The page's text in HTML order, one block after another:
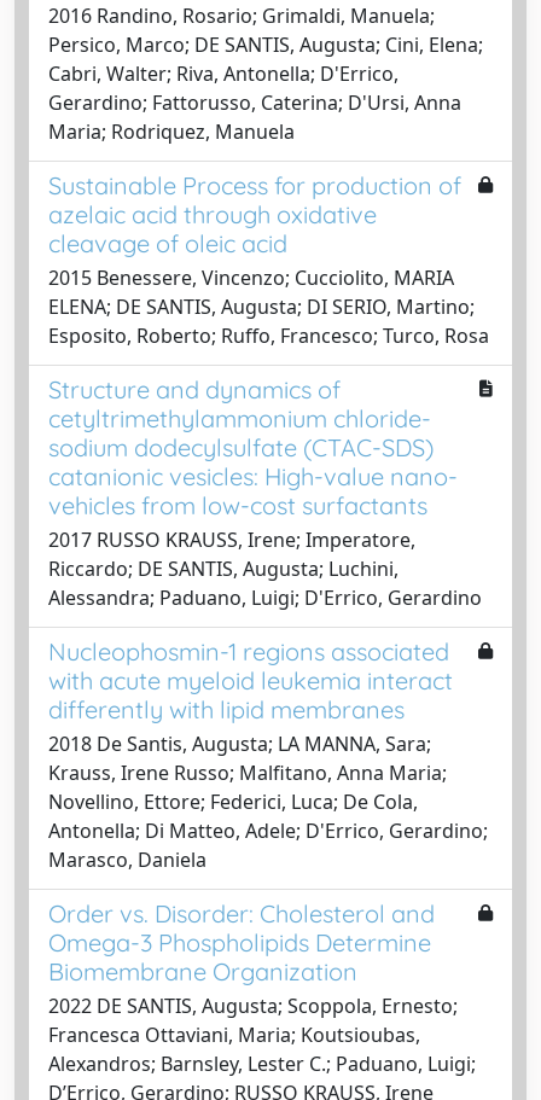
2016 Randino, Rosario; Grimaldi, Manuela;
Persico, Marco; DE SANTIS, Augusta; Cini, Elena;
Cabri, Walter; Riva, Antonella; D'Errico,
Gerardino; Fattorusso, Caterina; D'Ursi, Anna
Maria; Rodriquez, Manuela
Sustainable Process for production of
azelaic acid through oxidative
cleavage of oleic acid
2015 Benessere, Vincenzo; Cucciolito, MARIA
ELENA; DE SANTIS, Augusta; DI SERIO, Martino;
Esposito, Roberto; Ruffo, Francesco; Turco, Rosa
Structure and dynamics of
cetyltrimethylammonium chloride-
sodium dodecylsulfate (CTAC-SDS)
catanionic vesicles: High-value nano-
vehicles from low-cost surfactants
2017 RUSSO KRAUSS, Irene; Imperatore,
Riccardo; DE SANTIS, Augusta; Luchini,
Alessandra; Paduano, Luigi; D'Errico, Gerardino
Nucleophosmin-1 regions associated
with acute myeloid leukemia interact
differently with lipid membranes
2018 De Santis, Augusta; LA MANNA, Sara;
Krauss, Irene Russo; Malfitano, Anna Maria;
Novellino, Ettore; Federici, Luca; De Cola,
Antonella; Di Matteo, Adele; D'Errico, Gerardino;
Marasco, Daniela
Order vs. Disorder: Cholesterol and
Omega-3 Phospholipids Determine
Biomembrane Organization
2022 DE SANTIS, Augusta; Scoppola, Ernesto;
Francesca Ottaviani, Maria; Koutsioubas,
Alexandros; Barnsley, Lester C.; Paduano, Luigi;
D’Errico, Gerardino; RUSSO KRAUSS, Irene